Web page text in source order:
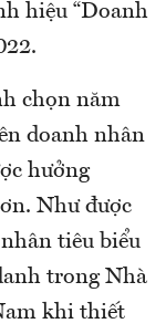
hiệu “Doanh
chọn năm
doanh nhân
hưởng
Như được
tiêu biểu
trong Nhà
khi thiết